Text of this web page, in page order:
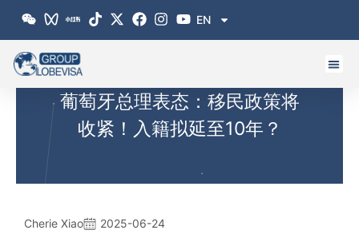
EN
葡萄牙总理表态：移民政策将
收紧！入籍拟延至10年？
Cherie Xiao 2025-06-24